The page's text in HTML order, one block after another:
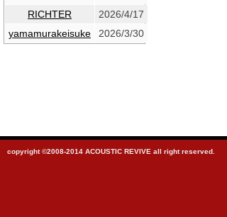
RICHTER
2026/4/17
yamamurakeisuke
2026/3/30
copyright ©2008-2014 ACOUSTIC REVIVE all right reserved.